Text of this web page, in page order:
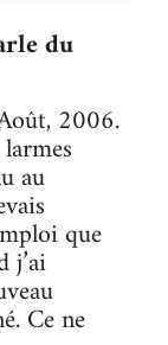
du
2006.
au
que
j’ai
Ce ne